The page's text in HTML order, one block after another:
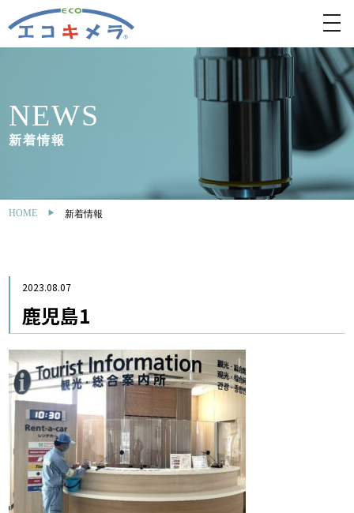
NEWS
新着情報
HOME 新着情報
2023.08.07
鹿児島1